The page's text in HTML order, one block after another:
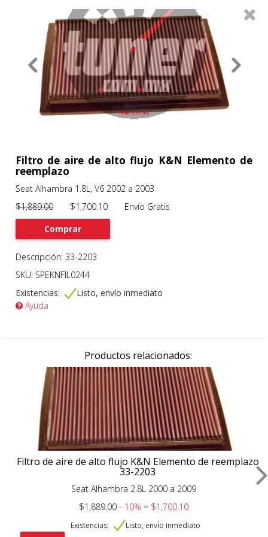
About
Services
Clients
Productos Filtros 0
Previous
Filtro de aire de alto flujo K&N Elemento de
reemplazo
Seat Alhambra 1.8L, V6 2002 a 2003
$1,889.00$1,700.10 Envío Gratis
Comprar
Descripción: 33-2203
SKU: SPEKNFIL0244
Existencias:
Listo, envío inmediato
Ayuda
Productos relacionados:
Filtro de aire de alto flujo K&N Elemento de reemplazo
33-2203
Seat Alhambra 2.8L 2000 a 2009
$1,889.00 - 10%= $1,700.10
Existencias: Listo, envío inmediato